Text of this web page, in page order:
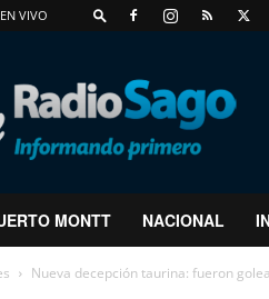
VIVO
MONTT NACIONAL
Nueva decepción taurina: fueron